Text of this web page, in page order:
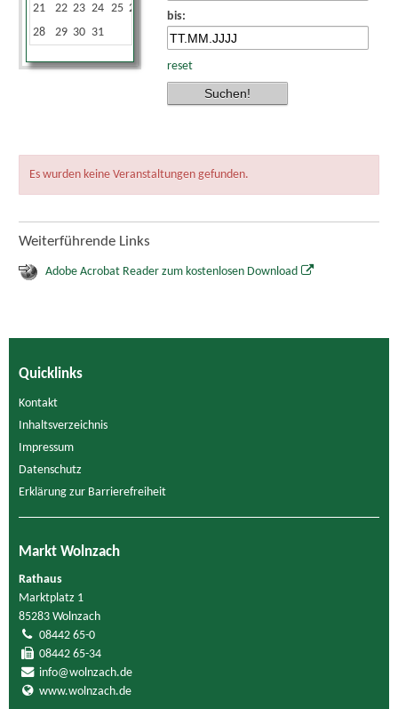
21
22 23 24 25 26
28
29 30 31
bis:
reset
Es wurden keine Veranstaltungen gefunden.
Weiterführende Links
Adobe Acrobat Reader zum kostenlosen Download
Quicklinks
Kontakt
Inhaltsverzeichnis
Impressum
Datenschutz
Erklärung zur Barrierefreiheit
Markt Wolnzach
Rathaus
Marktplatz 1
85283 Wolnzach
08442 65-0
08442 65-34
info@wolnzach.de
www.wolnzach.de